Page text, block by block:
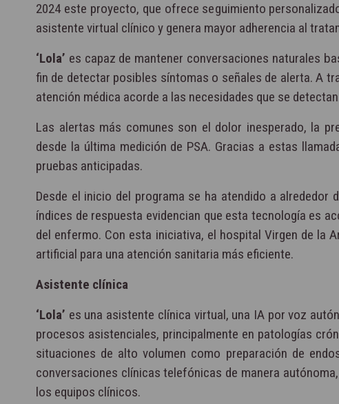
2024 este proyecto, que ofrece seguimiento
asistente virtual clínico y genera mayor adherencia al
‘Lola’ es capaz de mantener conversaciones naturales
fin de detectar posibles síntomas o señales de alerta. A
atención médica acorde a las necesidades que se
Las alertas más comunes son el dolor inesperado, la
desde la última medición de PSA. Gracias a estas
pruebas anticipadas.
Desde el inicio del programa se ha atendido a alrededor
índices de respuesta evidencian que esta tecnología es
del enfermo. Con esta iniciativa, el hospital Virgen de la
artificial para una atención sanitaria más eficiente.
Asistente clínica
‘Lola’ es una asistente clínica virtual, una IA por voz
procesos asistenciales, principalmente en patologías
situaciones de alto volumen como preparación de
conversaciones clínicas telefónicas de manera
los equipos clínicos.